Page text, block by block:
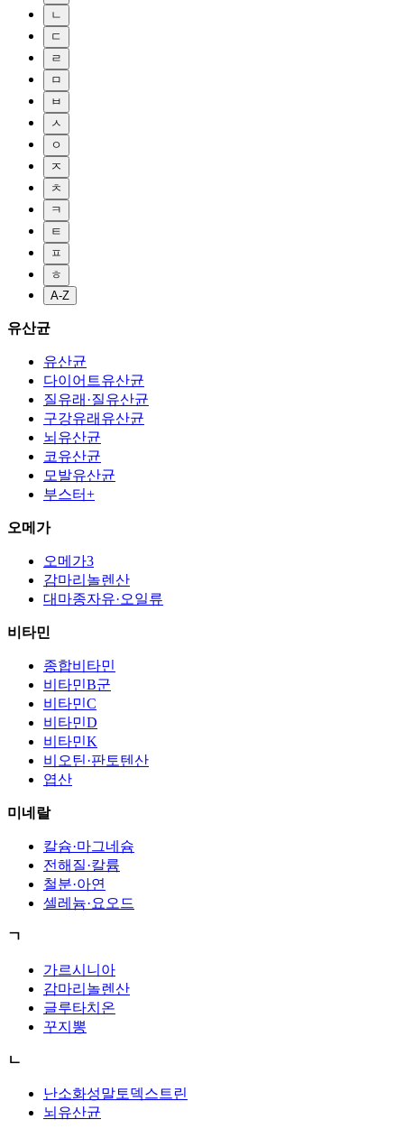
ㄴ
ㄷ
ㄹ
ㅁ
ㅂ
ㅅ
ㅇ
ㅈ
ㅊ
ㅋ
ㅌ
ㅍ
ㅎ
A-Z
유산균
유산균
다이어트유산균
질유래·질유산균
구강유래유산균
뇌유산균
코유산균
모발유산균
부스터+
오메가
오메가3
감마리놀렌산
대마종자유·오일류
비타민
종합비타민
비타민B군
비타민C
비타민D
비타민K
비오틴·판토텐산
엽산
미네랄
칼슘·마그네슘
전해질·칼륨
철분·아연
셀레늄·요오드
ㄱ
가르시니아
감마리놀렌산
글루타치온
꾸지뽕
ㄴ
난소화성말토덱스트린
뇌유산균